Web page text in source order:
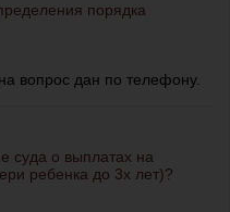
порядка
вопрос дан по телефону.
суда о выплатах на
ребенка до 3х лет)?